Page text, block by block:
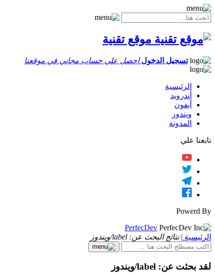
موقع تقنية
تسجيل الدخول احصل علي حساب مجاني في موقعنا
الرئيسية
أندرويد
أيفون
ويندوز
المدونة
تابعنا علي
Powerd By
PerfecDev
الرئيسية | نتائج البحث عن: label/ويندوز
لقد بحثت عن: label/ويندوز